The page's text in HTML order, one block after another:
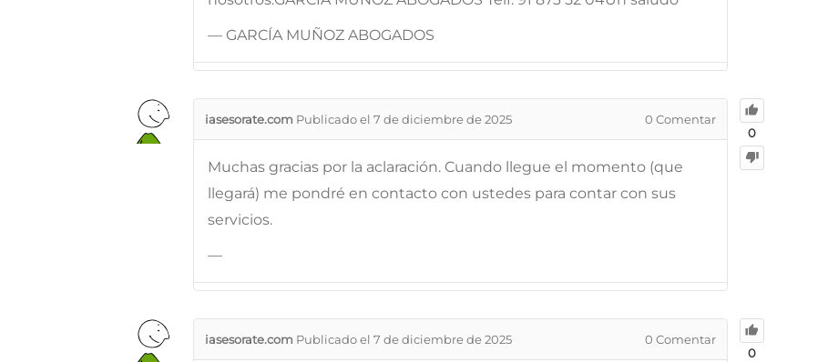
— GARCÍA MUÑOZ ABOGADOS
0
iasesorate.com Publicado el 7 de diciembre de 2025 0 Comentar
Muchas gracias por la aclaración. Cuando llegue el momento (que
llegará) me pondré en contacto con ustedes para contar con sus
servicios.
—
0
iasesorate.com Publicado el 7 de diciembre de 2025 0 Comentar